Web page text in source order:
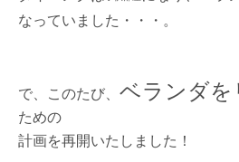
なっていました・・・。
で、このたび、 ベランダ
ための
計画を再開いたしました！